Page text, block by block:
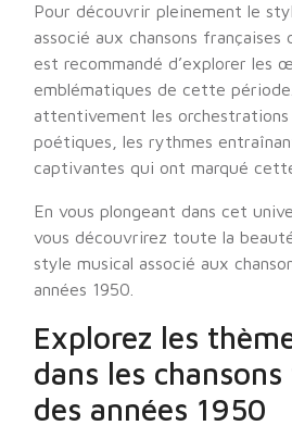
Pour découvrir pleinement le
associé aux chansons françaises
est recommandé d’explorer les
emblématiques de cette
attentivement les orchestrations
poétiques, les rythmes
captivantes qui ont marqué
En vous plongeant dans cet
vous découvrirez toute la
style musical associé aux
années 1950.
Explorez les
dans les
des années 1950